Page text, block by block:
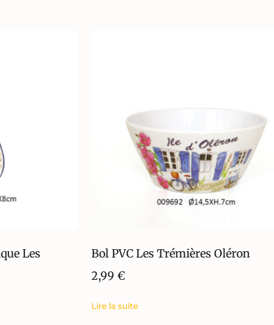
Les
Bol PVC Les Trémières Oléron
2,99 €
Lire la suite